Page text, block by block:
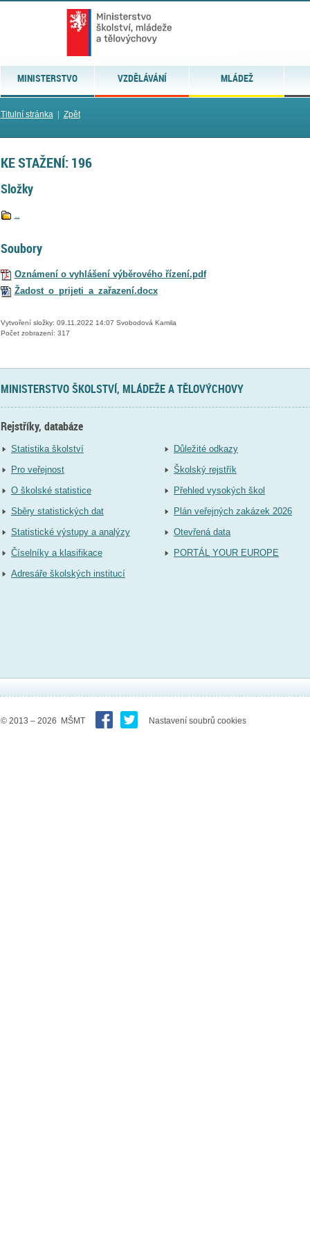
MINISTERSTVO VZDĚLÁVÁNÍ MLÁDEŽ
Titulní stránka| Zpět
KE STAŽENÍ: 196
Složky
..
Soubory
Oznámení o vyhlášení výběrového řízení.pdf
Žadost_o_prijeti_a_zařazení.docx
Vytvoření složky: 09.11.2022 14:07 Svobodová Kamila
Počet zobrazení: 317
MINISTERSTVO ŠKOLSTVÍ, MLÁDEŽE A TĚLOVÝCHOVY
Rejstříky, databáze
Statistika školství
Pro veřejnost
O školské statistice
Sběry statistických dat
Statistické výstupy a analýzy
Číselníky a klasifikace
Adresáře školských institucí
Důležité odkazy
Školský rejstřík
Přehled vysokých škol
Plán veřejných zakázek 2026
Otevřená data
PORTÁL YOUR EUROPE
© 2013 – 2026 MŠMT Nastavení soubrů cookies